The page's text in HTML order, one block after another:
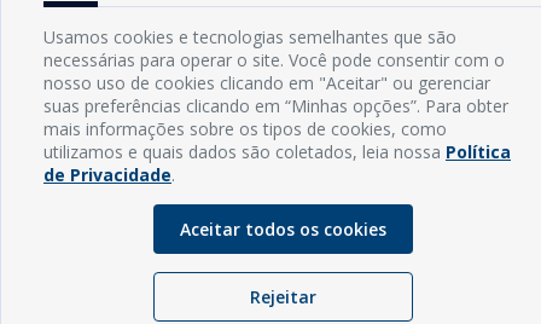
INFORMAÇÕES
Endereço: Rua Capitão Vicente de Brito, S/N - Centro
CEP: 59598-000 - Guamaré - RN
Contato: (84) 3525-2032
E-mail: diretoria@guamare.rn.leg.br
Horário: Segunda a sexta-feira, das 8h às 12h
© Copyright - 2026 | Câmara Municipal de Guamaré - RN |
Usamos cookies e tecnologias semelhantes que são
necessárias para operar o site. Você pode consentir com o
nosso uso de cookies clicando em "Aceitar" ou gerenciar
suas preferências clicando em “Minhas opções”. Para obter
mais informações sobre os tipos de cookies, como
utilizamos e quais dados são coletados, leia nossa Política
de Privacidade.
Aceitar todos os cookies
Rejeitar